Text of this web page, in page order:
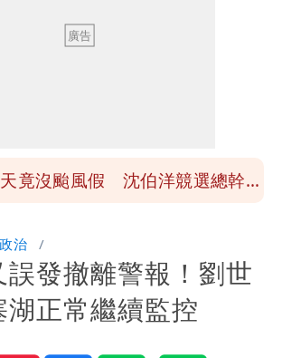
謊者」無法治
購BNT源頭 鄭運鵬：有群人故意
是保護慈濟
竟沒颱風假 沈伯洋競選總幹事
：你在講三小？
友3碩1博都在騙？ 精神科醫
幻謊者」無法治
購BNT源頭 鄭運鵬：有群人故意
政治
發撤離警報！劉世
正常繼續監控